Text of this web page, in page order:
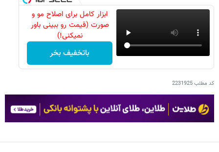
ابزار کامل برای اصلاح مو و
صورت (قیمت رو ببینی باور
نمیکنی!)
باتخفیف بخر
کد مطلب2231925